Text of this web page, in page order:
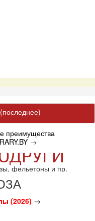
преимущества
→
фельетоны и пр.
(2026) →